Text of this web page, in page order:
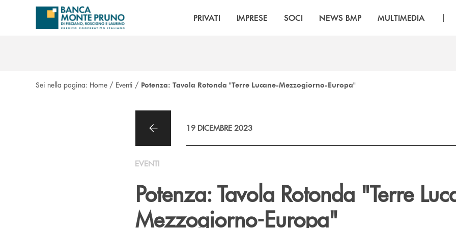
Salta al contenuto principale
PRIVATI IMPRESE SOCI NEWS BMP MULTIMEDIA |
Sei nella pagina: Home / Eventi / Potenza: Tavola Rotonda "Terre Lucane-Mezzogiorno-Europa"
19 DICEMBRE 2023
EVENTI
Potenza: Tavola Rotonda "Terre
Mezzogiorno-Europa"